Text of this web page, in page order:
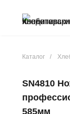
Каталог
SN4810
585мм